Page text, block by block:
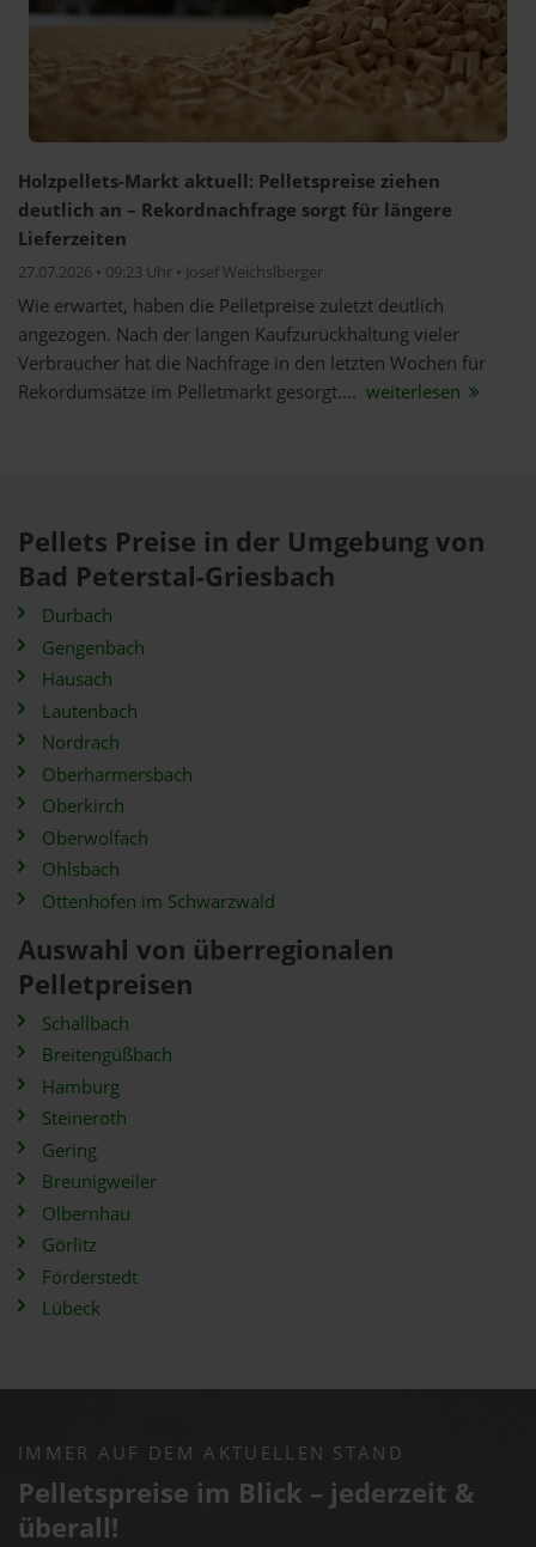
Holzpellets-Markt aktuell: Pelletspreise ziehen
deutlich an – Rekordnachfrage sorgt für längere
Lieferzeiten
27.07.2026 • 09:23 Uhr • Josef Weichslberger
Wie erwartet, haben die Pelletpreise zuletzt deutlich
angezogen. Nach der langen Kaufzurückhaltung vieler
Verbraucher hat die Nachfrage in den letzten Wochen für
Rekordumsätze im Pelletmarkt gesorgt.... weiterlesen
Pellets Preise in der Umgebung von
Bad Peterstal-Griesbach
Durbach
Gengenbach
Hausach
Lautenbach
Nordrach
Oberharmersbach
Oberkirch
Oberwolfach
Ohlsbach
Ottenhöfen im Schwarzwald
Auswahl von überregionalen
Pelletpreisen
Schallbach
Breitengüßbach
Hamburg
Steineroth
Gering
Breunigweiler
Olbernhau
Görlitz
Förderstedt
Lübeck
IMMER AUF DEM AKTUELLEN STAND
Pelletspreise im Blick – jederzeit &
überall!